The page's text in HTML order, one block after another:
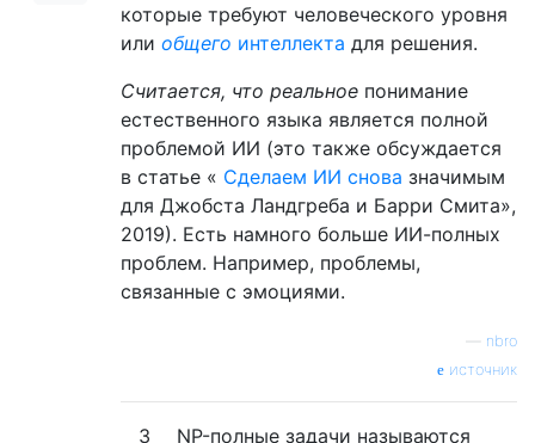
которые требуют человеческого уровня
или общего интеллекта для решения.
Считается, что реальное понимание
естественного языка является полной
проблемой ИИ (это также обсуждается
в статье « Сделаем ИИ снова значимым
для Джобста Ландгреба и Барри Смита»,
2019). Есть намного больше ИИ-полных
проблем. Например, проблемы,
связанные с эмоциями.
nbro
источник
3
NP-полные задачи называются